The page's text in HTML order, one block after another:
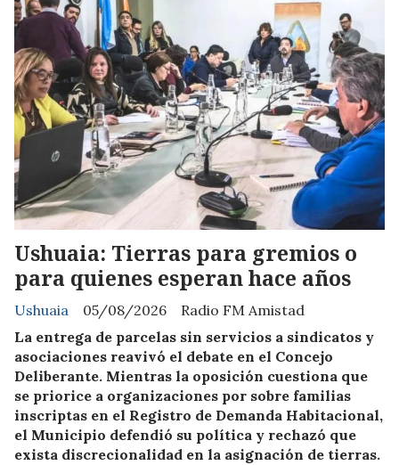
Ushuaia: Tierras para gremios o
para quienes esperan hace años
Radio FM Amistad
Ushuaia
05/08/2026
La entrega de parcelas sin servicios a sindicatos y
asociaciones reavivó el debate en el Concejo
Deliberante. Mientras la oposición cuestiona que
se priorice a organizaciones por sobre familias
inscriptas en el Registro de Demanda Habitacional,
el Municipio defendió su política y rechazó que
exista discrecionalidad en la asignación de tierras.